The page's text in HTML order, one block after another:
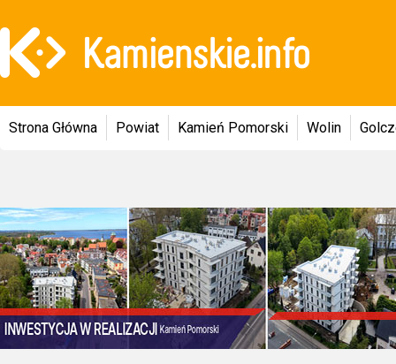
Strona Główna Powiat Kamień Pomorski Wolin